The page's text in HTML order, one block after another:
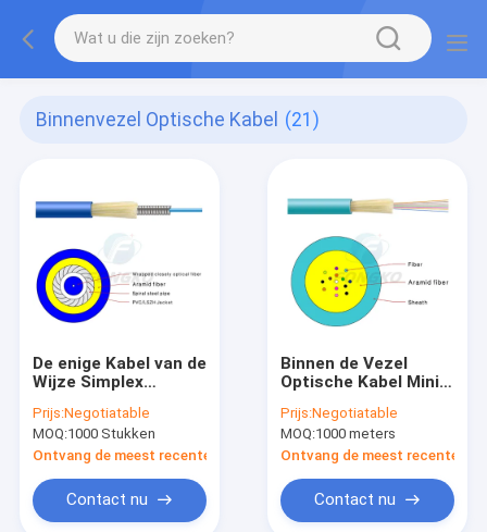
Binnenvezel Optische Kabel (21)
De enige Kabel van de
Wijze Simplex
Optische Vezel
GJSFJV met pvc-
Jasje
Prijs:Negotiatable
MOQ:1000 Stukken
Ontvang de meest recente Prijs
Contact nu
Binnen de Vezel
Optische Kabel Mini
FONGKO Gjfv voor
Mededeling
Prijs:Negotiatable
MOQ:1000 meters
Ontvang de meest recente
Contact nu